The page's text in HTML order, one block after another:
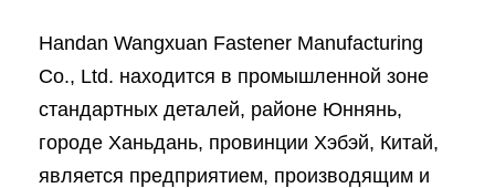
Handan Wangxuan Fastener Manufacturing
Co., Ltd. находится в промышленной зоне
стандартных деталей, районе Юннянь,
городе Ханьдань, провинции Хэбэй, Китай,
является предприятием, производящим и